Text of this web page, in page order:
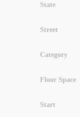
State
Street
Category
Floor Space
Start